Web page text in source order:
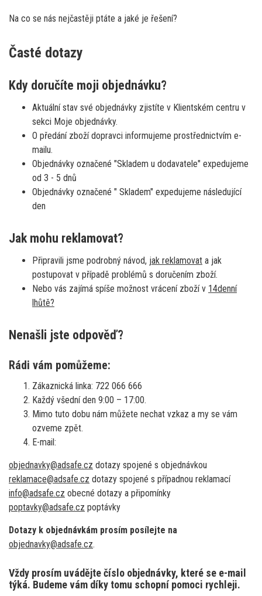
Na co se nás nejčastěji ptáte a jaké je řešení?
Časté dotazy
Kdy doručíte moji objednávku?
Aktuální stav své objednávky zjistíte v Klientském centru v
sekci Moje objednávky.
O předání zboží dopravci informujeme prostřednictvím e-
mailu.
Objednávky označené "Skladem u dodavatele" expedujeme
od 3 - 5 dnů
Objednávky označené " Skladem" expedujeme následující
den
Jak mohu reklamovat?
Připravili jsme podrobný návod, jak reklamovat a jak
postupovat v případě problémů s doručením zboží.
Nebo vás zajímá spíše možnost vrácení zboží v 14denní
lhůtě?
Nenašli jste odpověď?
Rádi vám pomůžeme:
Zákaznická linka: 722 066 666
Každý všední den 9:00 – 17:00.
Mimo tuto dobu nám můžete nechat vzkaz a my se vám
ozveme zpět.
E-mail:
objednavky@adsafe.cz dotazy spojené s objednávkou
reklamace@adsafe.cz dotazy spojené s případnou reklamací
info@adsafe.cz obecné dotazy a připomínky
poptavky@adsafe.cz poptávky
Dotazy k objednávkám prosím posílejte na
objednavky@adsafe.cz.
Vždy prosím uvádějte číslo objednávky, které se e-mail
týká. Budeme vám díky tomu schopní pomoci rychleji.